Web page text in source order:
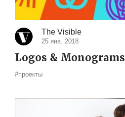
The Visible
25 янв. 2018
Logos & Monograms
#проекты